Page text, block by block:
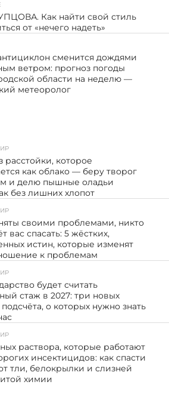
Как найти свой стиль
от «нечего надеть»
сменится дождями
ветром: прогноз погоды
области на неделю —
метеоролог
расстойки, которое
как облако — беру творог
и делю пышные оладьи
без лишних хлопот
своими проблемами, никто
вас спасать: 5 жёстких,
истин, которые изменят
к проблемам
будет считать
стаж в 2027: три новых
о которых нужно знать
раствора, которые работают
инсектицидов: как спасти
тли, белокрылки и слизней
химии